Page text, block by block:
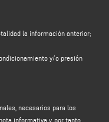
Donato Eugenio Caccavella,
TRATAMIENTO Y BASE
personales de
apellidos, razón social,
dirección de correo
la información anterior;
y/o presión
necesarios para los
informativa y, por tanto,